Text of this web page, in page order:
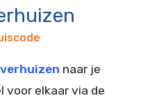
naar je
voor elkaar via de